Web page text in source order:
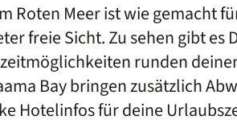
Roten Meer ist wie gemacht
freie Sicht. Zu sehen gibt
runden
Bay bringen zusätzlich
Hotelinfos für deine